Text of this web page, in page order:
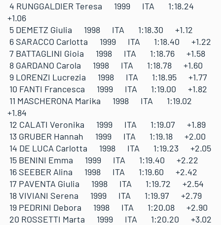
4 RUNGGALDIER Teresa 1999 ITA 1:18.24
+1.06
5 DEMETZ Giulia 1998 ITA 1:18.30 +1.12
6 SARACCO Carlotta 1999 ITA 1:18.40 +1.22
7 BATTAGLINI Gioia 1998 ITA 1:18.76 +1.58
8 GARDANO Carola 1998 ITA 1:18.78 +1.60
9 LORENZI Lucrezia 1998 ITA 1:18.95 +1.77
10 FANTI Francesca 1999 ITA 1:19.00 +1.82
11 MASCHERONA Marika 1998 ITA 1:19.02
+1.84
12 CALATI Veronika 1999 ITA 1:19.07 +1.89
13 GRUBER Hannah 1999 ITA 1:19.18 +2.00
14 DE LUCA Carlotta 1998 ITA 1:19.23 +2.05
15 BENINI Emma 1999 ITA 1:19.40 +2.22
16 SEEBER Alina 1998 ITA 1:19.60 +2.42
17 PAVENTA Giulia 1998 ITA 1:19.72 +2.54
18 VIVIANI Serena 1999 ITA 1:19.97 +2.79
19 PEDRINI Debora 1998 ITA 1:20.08 +2.90
20 ROSSETTI Marta 1999 ITA 1:20.20 +3.02